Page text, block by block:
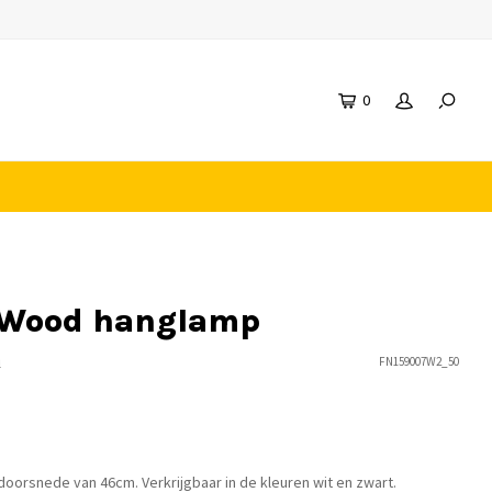
0
hanglamp
FN159007W2_50
van 46cm. Verkrijgbaar in de kleuren wit en zwart.